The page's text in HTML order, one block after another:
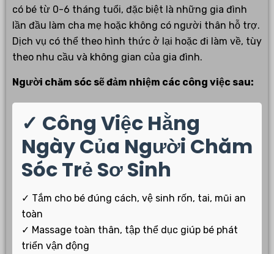
có bé từ 0-6 tháng tuổi, đặc biệt là những gia đình
lần đầu làm cha mẹ hoặc không có người thân hỗ trợ.
Dịch vụ có thể theo hình thức ở lại hoặc đi làm về, tùy
theo nhu cầu và không gian của gia đình.
Người chăm sóc sẽ đảm nhiệm các công việc sau:
✓ Công Việc Hằng
Ngày Của Người Chăm
Sóc Trẻ Sơ Sinh
✓ Tắm cho bé đúng cách, vệ sinh rốn, tai, mũi an
toàn
✓ Massage toàn thân, tập thể dục giúp bé phát
triển vận động